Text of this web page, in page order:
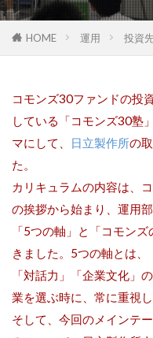
HOME 運用 投資
コモンズ30ファンドの投
している「コモンズ30塾
マにして、
日立製作所の
た。
カリキュラムの内容は、
の挨拶から始まり、運用
「5つの軸」と「コモン
きました。5つの軸とは、
「対話力」「企業文化」
業を選ぶ時に、常に重視
そして、今回のメインテ